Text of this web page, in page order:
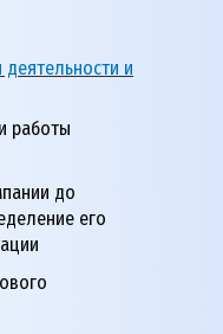
и
работы
до
его